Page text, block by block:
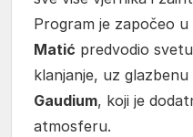
Program je započeo u
Matić predvodio
klanjanje, uz
Gaudium, koji je
atmosferu.